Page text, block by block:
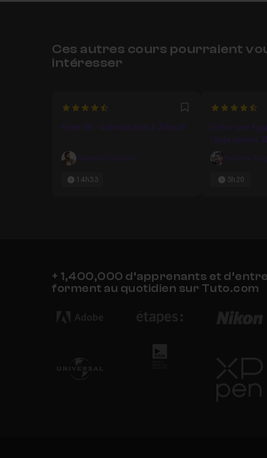
Ces autres cours pourraient
intéresser
4.6 Favori
Fuze 08 - Introduction à ZBrush
Romain Chauliac
14h33
4.4375
Créer une
l'impression
Fabien
3h20
+ 1,400,000 d’apprenants et
forment au quotidien sur Tuto.com